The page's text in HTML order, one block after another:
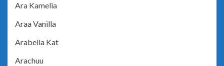
Ara Kamelia
Araa Vanilla
Arabella Kat
Arachuu